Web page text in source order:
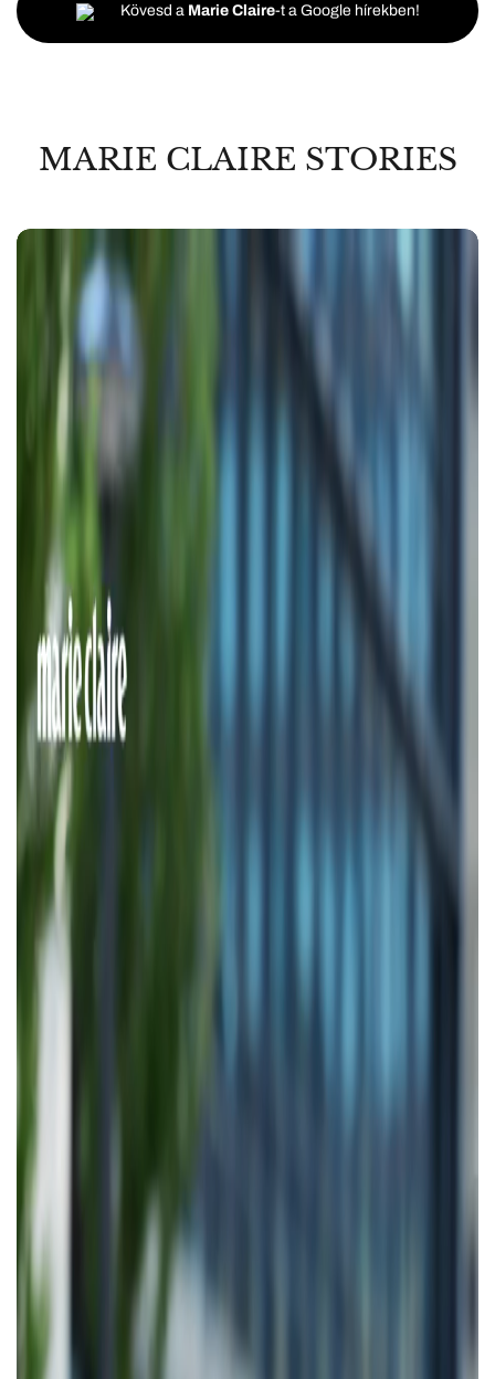
Kövesd a Marie Claire-t a Google hírekben!
MARIE CLAIRE STORIES